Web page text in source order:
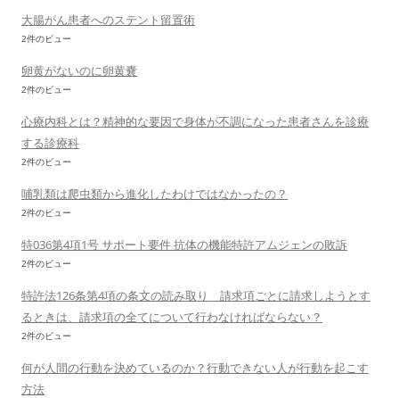
大腸がん患者へのステント留置術
2件のビュー
卵黄がないのに卵黄嚢
2件のビュー
心療内科とは？精神的な要因で身体が不調になった患者さんを診療
する診療科
2件のビュー
哺乳類は爬虫類から進化したわけではなかったの？
2件のビュー
特036第4項1号 サポート要件 抗体の機能特許アムジェンの敗訴
2件のビュー
特許法126条第4項の条文の読み取り 請求項ごとに請求しようとす
るときは、請求項の全てについて行わなければならない？
2件のビュー
何が人間の行動を決めているのか？行動できない人が行動を起こす
方法